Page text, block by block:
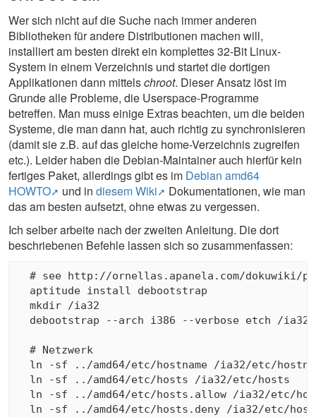
Wer sich nicht auf die Suche nach immer anderen
Bibliotheken für andere Distributionen machen will,
installiert am besten direkt ein komplettes 32-Bit Linux-
System in einem Verzeichnis und startet die dortigen
Applikationen dann mittelschroot. Dieser Ansatz löst im
Grunde alle Probleme, die Userspace-Programme
betreffen. Man muss einige Extras beachten, um die beiden
Systeme, die man dann hat, auch richtig zu synchronisieren
(damit sie z.B. auf das gleiche home-Verzeichnis zugreifen
etc.). Leider haben die Debian-Maintainer auch hierfür kein
fertiges Paket, allerdings gibt es im Debian amd64
HOWTO
und in diesem Wiki
Dokumentationen, wie man
das am besten aufsetzt, ohne etwas zu vergessen.
Ich selber arbeite nach der zweiten Anleitung. Die dort
beschriebenen Befehle lassen sich so zusammenfassen:
# see http://ornellas.apanela.com/dokuwiki/
  aptitude install debootstrap
  mkdir /ia32
debootstrap --arch i386 --verbose etch /ia32
  # Netzwerk
ln -sf ../amd64/etc/hostname /ia32/etc/
  ln -sf ../amd64/etc/hosts /ia32/etc/hosts
ln -sf ../amd64/etc/hosts.allow /ia32/etc/
ln -sf ../amd64/etc/hosts.deny /ia32/etc/